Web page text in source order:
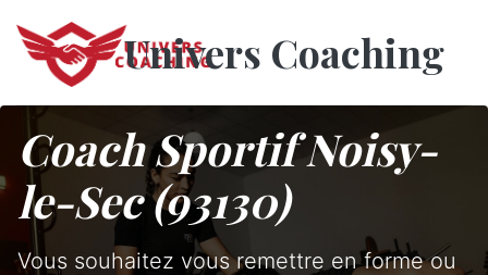
Univers Coaching
Coach Sportif Noisy-
le-Sec (93130)
Vous souhaitez vous remettre en forme ou